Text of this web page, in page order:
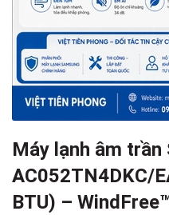
Máy lạnh âm
AC052TN4DKC/
BTU) –